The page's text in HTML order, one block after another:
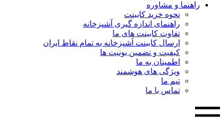
راهنما و مشاوره
نحوه خرید کابینت
راهنمای اندازه گیری آشپزخانه
تفاوت کابینت های ما
ارسال کابینت آشپزخانه به تمام نقاط ایران
کیفیت و تضمین یونیت ها
اطمینان به ما
ویژگی های هوشمند
تیم ما
تماس با ما